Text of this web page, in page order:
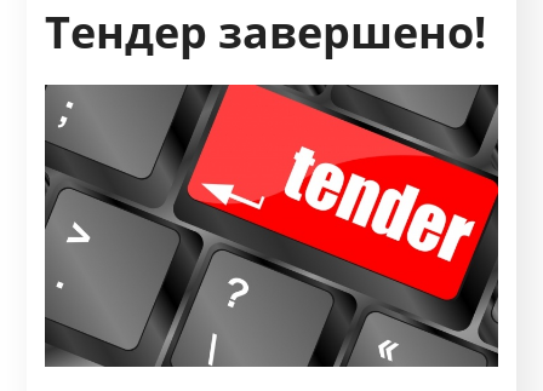
Тендер завершено!